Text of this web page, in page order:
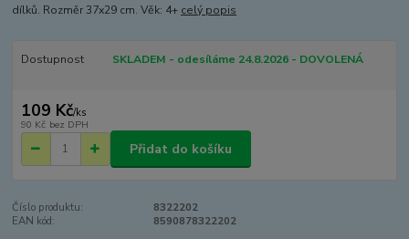
dílků. Rozměr 37x29 cm. Věk: 4+ celý popis
Dostupnost SKLADEM - odesíláme 24.8.2026 - DOVOLENÁ
109 Kč/ks
90 Kč bez DPH
Přidat do košíku
Číslo produktu:
8322202
EAN kód:
8590878322202